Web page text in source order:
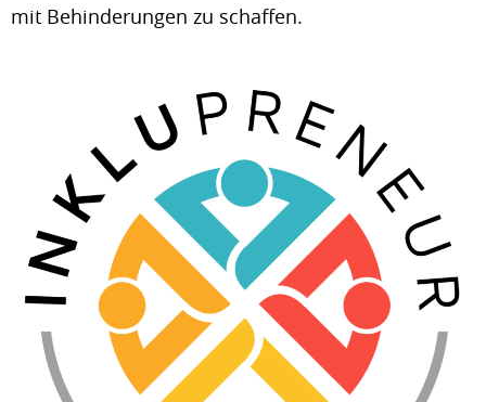
mit Behinderungen zu schaffen.